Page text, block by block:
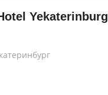
Yekaterinburg